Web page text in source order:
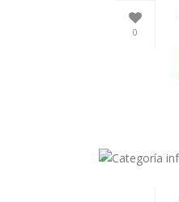
0